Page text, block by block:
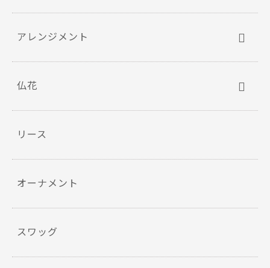
アレンジメント
仏花
リース
オーナメント
スワッグ